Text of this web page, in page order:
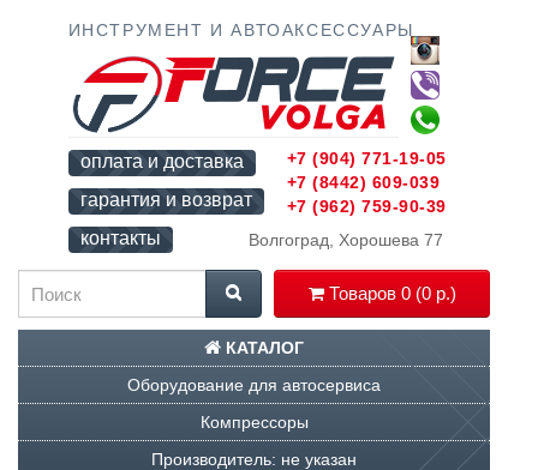
ИНСТРУМЕНТ И АВТОАКСЕССУАРЫ
оплата и доставка
гарантия и возврат
контакты
Волгоград, Хорошева 77
Товаров 0 (0 р.)
+7 (904) 771-19-05
+7 (8442) 609-039
+7 (962) 759-90-39
КАТАЛОГ
Оборудование для автосервиса
Компрессоры
Производитель: не указан